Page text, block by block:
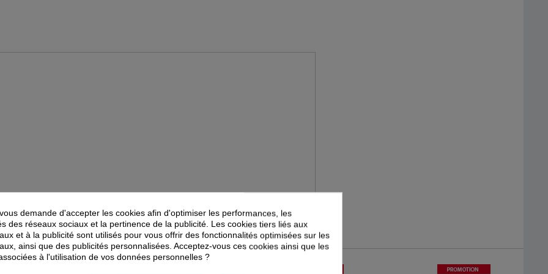
ÉGALEMENT VOUS INTÉRESSER
PROMOTION
-25%
demande d'accepter les cookies afin d'optimiser les performances, les
des réseaux sociaux et la pertinence de la publicité. Les cookies tiers liés aux
et à la publicité sont utilisés pour vous offrir des fonctionnalités optimisées sur les
ainsi que des publicités personnalisées. Acceptez-vous ces cookies ainsi que les
à l'utilisation de vos données personnelles ?